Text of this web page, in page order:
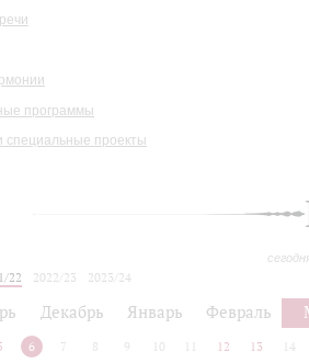
программы
специальные проекты
22 2022/23
2023/24
Декабрь Январь Февраль
6 7 8 9 10 12 13 14